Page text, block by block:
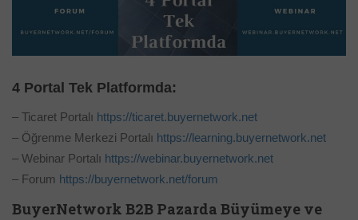
4 Portal Tek Platformda:
– Ticaret Portalı https://ticaret.buyernetwork.net
– Öğrenme Merkezi Portalı https://learning.buyernetwork.net
– Webinar Portalı https://webinar.buyernetwork.net
– Forum https://buyernetwork.net/forum
BuyerNetwork B2B Pazarda Büyümeye ve